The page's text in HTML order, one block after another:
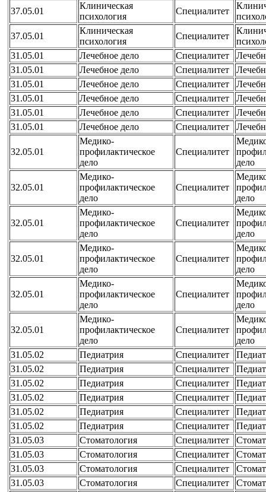
37.05.01
Клиническая
психология
Специалитет
37.05.01
Клиническая
психология
Специалитет
31.05.01
Лечебное дело Специалитет
31.05.01
Лечебное дело Специалитет
31.05.01
Лечебное дело Специалитет
31.05.01
Лечебное дело Специалитет
31.05.01
Лечебное дело Специалитет
31.05.01
Лечебное дело Специалитет
32.05.01
Медико-
профилактическое
дело
Специалитет
дело
32.05.01
Медико-
профилактическое
дело
Специалитет
дело
32.05.01
Медико-
профилактическое
дело
Специалитет
дело
32.05.01
Медико-
профилактическое
дело
Специалитет
дело
32.05.01
Медико-
профилактическое
дело
Специалитет
дело
32.05.01
Медико-
профилактическое
дело
Специалитет
дело
31.05.02
Педиатрия Специалитет
31.05.02
Педиатрия Специалитет
31.05.02
Педиатрия Специалитет
31.05.02
Педиатрия Специалитет
31.05.02
Педиатрия Специалитет
31.05.02
Педиатрия Специалитет
31.05.03
Стоматология Специалитет
31.05.03
Стоматология Специалитет
31.05.03
Стоматология Специалитет
31.05.03
Стоматология Специалитет